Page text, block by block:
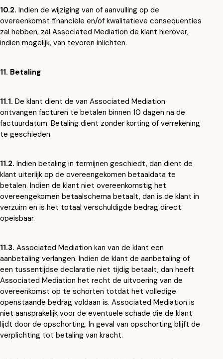
10.2. Indien de wijziging van of aanvulling op de
overeenkomst financiële en/of kwalitatieve consequenties
zal hebben, zal Associated Mediation de klant hierover,
indien mogelijk, van tevoren inlichten.
11. Betaling
11.1. De klant dient de van Associated Mediation
ontvangen facturen te betalen binnen 10 dagen na de
factuurdatum. Betaling dient zonder korting of verrekening
te geschieden.
11.2. Indien betaling in termijnen geschiedt, dan dient de
klant uiterlijk op de overeengekomen betaaldata te
betalen. Indien de klant niet overeenkomstig het
overeengekomen betaalschema betaalt, dan is de klant in
verzuim en is het totaal verschuldigde bedrag direct
opeisbaar.
11.3. Associated Mediation kan van de klant een
aanbetaling verlangen. Indien de klant de aanbetaling of
een tussentijdse declaratie niet tijdig betaalt, dan heeft
Associated Mediation het recht de uitvoering van de
overeenkomst op te schorten totdat het volledige
openstaande bedrag voldaan is. Associated Mediation is
niet aansprakelijk voor de eventuele schade die de klant
lijdt door de opschorting. In geval van opschorting blijft de
verplichting tot betaling van kracht.